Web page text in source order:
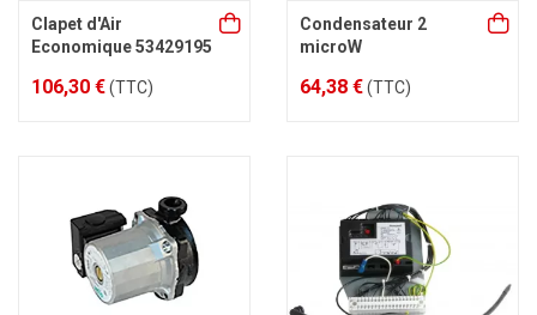
Clapet d'Air
Economique 53429195
106,30 €(TTC)
Condensateur 2
microW
64,38 €(TTC)